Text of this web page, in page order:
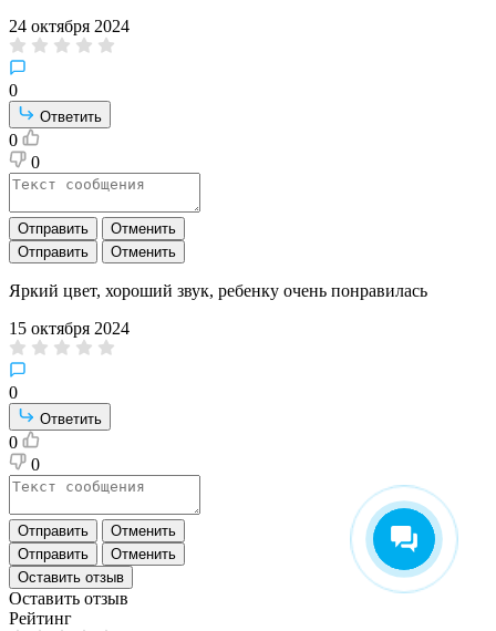
24 октября 2024
0
Ответить
0
0
Отправить
Отменить
Отправить
Отменить
Яркий цвет, хороший звук, ребенку очень понравилась
15 октября 2024
0
Ответить
0
0
Отправить
Отменить
Отправить
Отменить
Оставить отзыв
Оставить отзыв
Рейтинг